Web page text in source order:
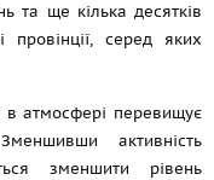
та ще кілька десятків
серед яких
в атмосфері перевищує
активність
зменшити рівень